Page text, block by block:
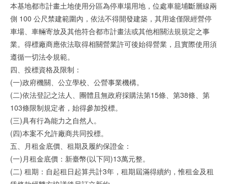
本基地都市計畫土地使用分區為停車場用地，位處車籠埔斷層線兩
側 100 公尺禁建範圍內，依法不得開發建築，其用途僅限經營停
車場、車輛寄放及其他符合都市計畫法或其他相關法規規定之事
業。得標廠商應依法取得相關營業許可後始得營業，且實際使用須
遵循一切法令規範。
四、投標資格及限制：
(一)政府機關、公立學校、公營事業機構。
(二)依法登記之法人、團體且無政府採購法第15條、第38條、第
103條限制規定者，始得參加投標。
(三)具有行為能力之自然人。
(四)本案不允許廠商共同投標。
五、月租金底價、租期及履約保證金：
(一)月租金底價：新臺幣(以下同)13萬元整。
(二) 租期：自起租日起算共計3年，租期屆滿得續約，惟租金及租